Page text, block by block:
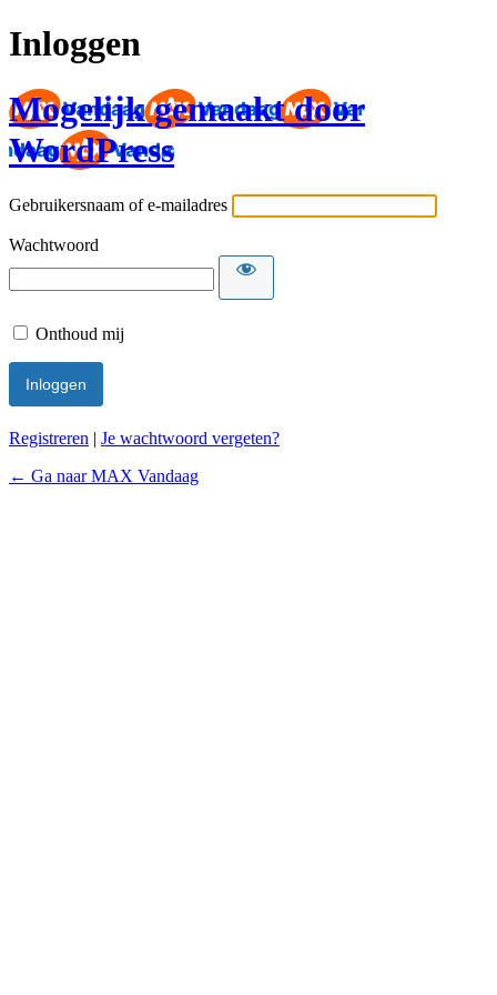
Inloggen
Mogelijk gemaakt door
WordPress
Gebruikersnaam of e-mailadres
Wachtwoord
Onthoud mij
Registreren | Je wachtwoord vergeten?
← Ga naar MAX Vandaag